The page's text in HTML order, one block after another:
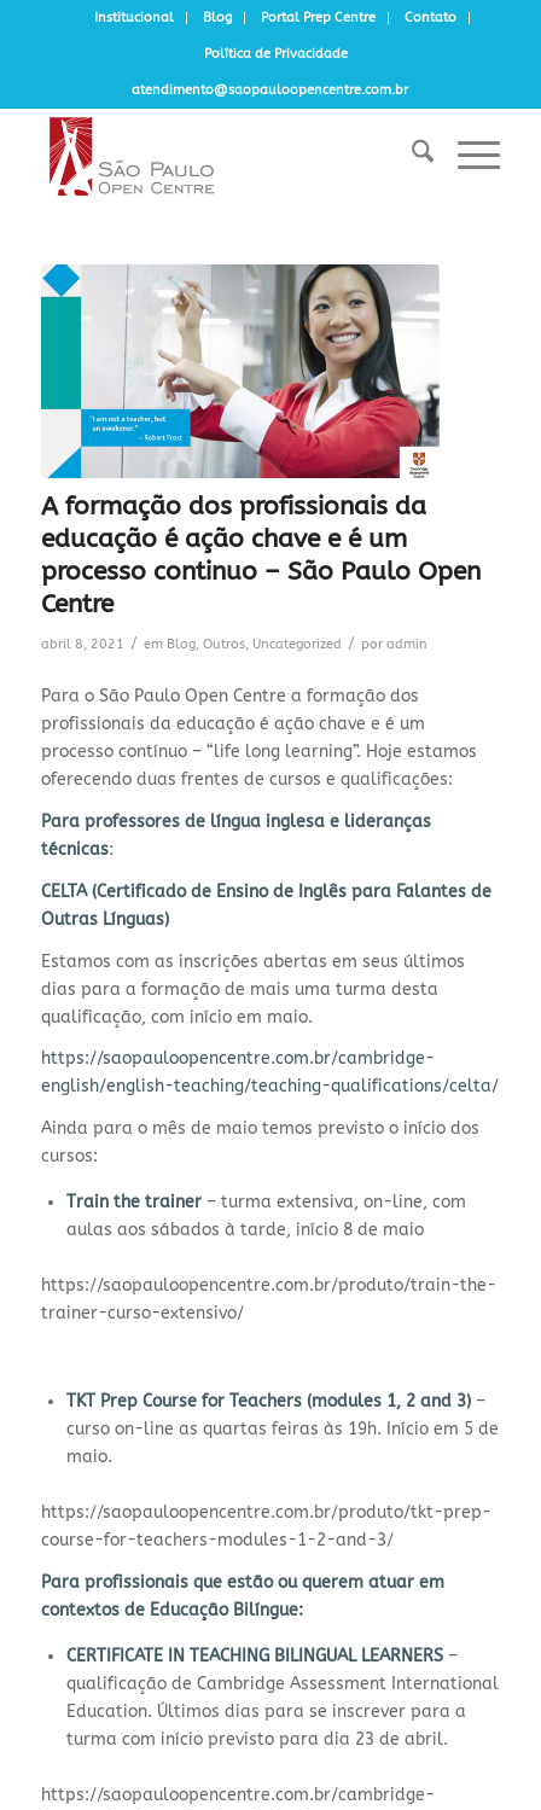
Institucional Blog Portal Prep Centre Contato
Política de Privacidade
atendimento@saopauloopencentre.com.br
A formação dos profissionais da
educação é ação chave e é um
processo continuo – São Paulo Open
Centre
abril 8, 2021 / em Blog, Outros, Uncategorized / por admin
Para o São Paulo Open Centre a formação dos
profissionais da educação é ação chave e é um
processo contínuo – “life long learning”. Hoje estamos
oferecendo duas frentes de cursos e qualificações:
Para professores de língua inglesa e lideranças
técnicas:
CELTA (Certificado de Ensino de Inglês para Falantes de
Outras Línguas)
Estamos com as inscrições abertas em seus últimos
dias para a formação de mais uma turma desta
qualificação, com início em maio.
https://saopauloopencentre.com.br/cambridge-
english/english-teaching/teaching-qualifications/celta/
Ainda para omês de maio temos previsto o início dos
cursos:
Train the trainer– turma extensiva, on-line, com
aulas aos sábados à tarde, início 8 de maio
https://saopauloopencentre.com.br/produto/train-the-
trainer-curso-extensivo/
TKT Prep Course for Teachers (modules 1, 2 and 3) –
curso on-line as quartas feiras às 19h. Início em 5 de
maio.
https://saopauloopencentre.com.br/produto/tkt-prep-
course-for-teachers-modules-1-2-and-3/
Para profissionais que estão ou querem atuar em
contextos de Educação Bilíngue:
CERTIFICATE IN TEACHING BILINGUAL LEARNERS –
qualificação de Cambridge Assessment International
Education. Últimos dias para se inscrever para a
turma com início previsto para dia 23 de abril.
https://saopauloopencentre.com.br/cambridge-